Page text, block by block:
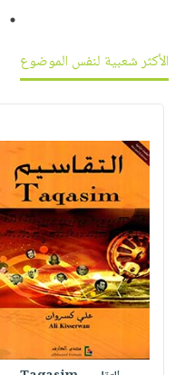
1
الأكثر شعبية لنفس الموضوع